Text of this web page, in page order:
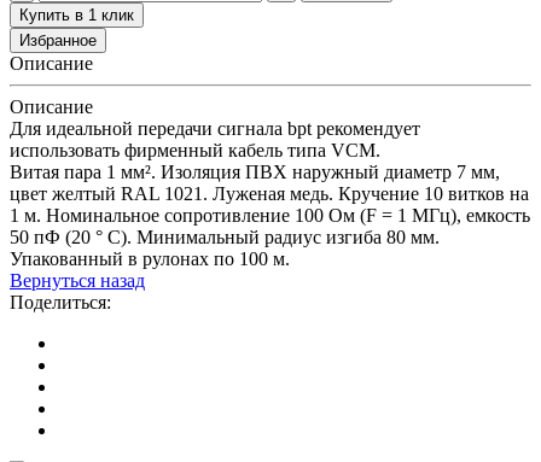
Купить в 1 клик
Избранное
Описание
Описание
Для идеальной передачи сигнала bpt рекомендует
использовать фирменный кабель типа VCM.
Витая пара 1 мм². Изоляция ПВХ наружный диаметр 7 мм,
цвет желтый RAL 1021. Луженая медь. Кручение 10 витков на
1 м. Номинальное сопротивление 100 Ом (F = 1 МГц), емкость
50 пФ (20 ° С). Минимальный радиус изгиба 80 мм.
Упакованный в рулонах по 100 м.
Вернуться назад
Поделиться: